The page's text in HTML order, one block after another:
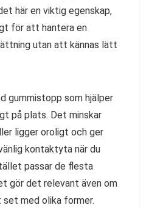
här en viktig egenskap,
för att hantera en
utan att kännas lätt
gummistopp som hjälper
på plats. Det minskar
ligger oroligt och ger
kontaktyta när du
passar de flesta
gör det relevant även om
med olika former.